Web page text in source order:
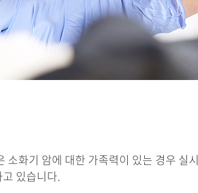
소화기 암에 대한 가족력이 있는 경우 실
있습니다.